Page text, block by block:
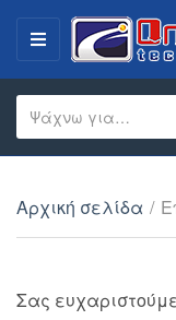
MENU
Category name
Search text
Αρχική σελίδα /
Σας